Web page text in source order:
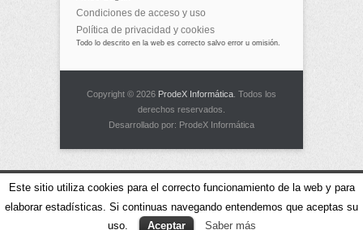
Condiciones de acceso y uso
Política de privacidad y cookies
Todo lo descrito en la web es correcto salvo error u omisión.
Copyright © 2026 ProdeX Informática . Todos los
derechos reservados.
Desarrollado por: ProdeX Informática
Este sitio utiliza cookies para el correcto funcionamiento de la web y para
elaborar estadísticas. Si continuas navegando entendemos que aceptas su
uso.
Aceptar Saber más